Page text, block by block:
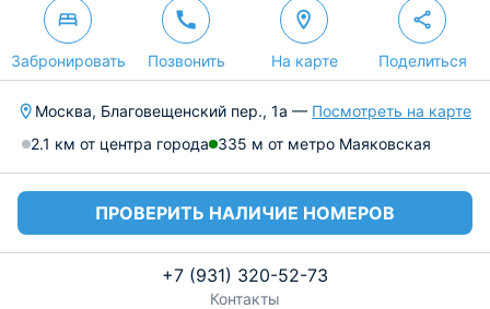
Забронировать Позвонить На карте Поделиться
Москва, Благовещенский пер., 1а — Посмотреть на карте
2.1 км от центра города 335 м от метро Маяковская
ПРОВЕРИТЬ НАЛИЧИЕ НОМЕРОВ
+7 (931) 320-52-73
Контакты